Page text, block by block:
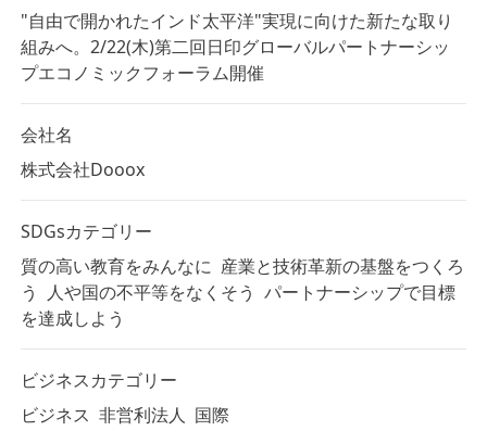
"自由で開かれたインド太平洋"実現に向けた新たな取り
組みへ。2/22(木)第二回日印グローバルパートナーシッ
プエコノミックフォーラム開催
会社名
株式会社Dooox
SDGsカテゴリー
質の高い教育をみんなに 産業と技術革新の基盤をつくろ
う
人や国の不平等をなくそう パートナーシップで目標
を達成しよう
ビジネスカテゴリー
ビジネス 非営利法人 国際